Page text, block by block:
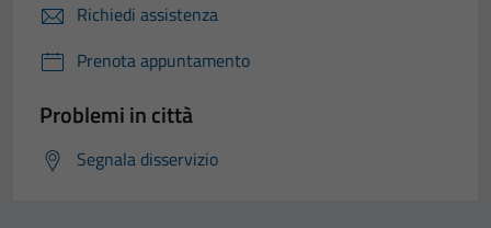
Richiedi assistenza
Prenota appuntamento
Problemi in città
Segnala disservizio